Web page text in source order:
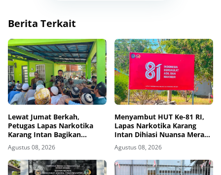
Berita Terkait
Lewat Jumat Berkah,
Petugas Lapas Narkotika
Karang Intan Bagikan
Makanan Kepada Warga
Binaan
Agustus 08, 2026
Menyambut HUT Ke-81 RI,
Lapas Narkotika Karang
Intan Dihiasi Nuansa Merah
Putih
Agustus 08, 2026